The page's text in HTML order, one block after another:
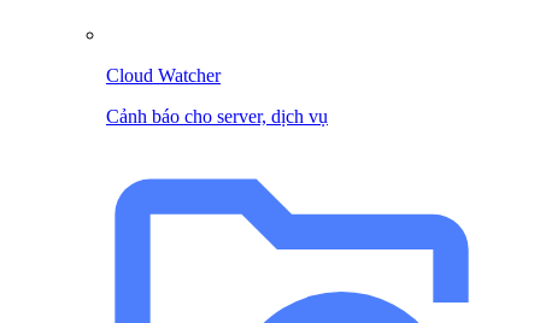
Cloud Watcher
Cảnh báo cho server, dịch vụ